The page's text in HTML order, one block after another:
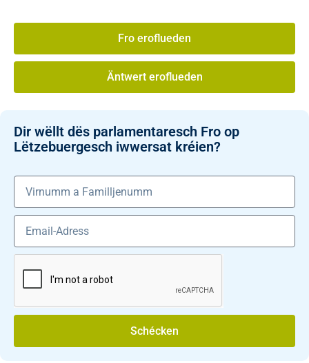
Fro eroflueden
Äntwert eroflueden
Dir wëllt dës parlamentaresch Fro op
Lëtzebuergesch iwwersat kréien?
Schécken